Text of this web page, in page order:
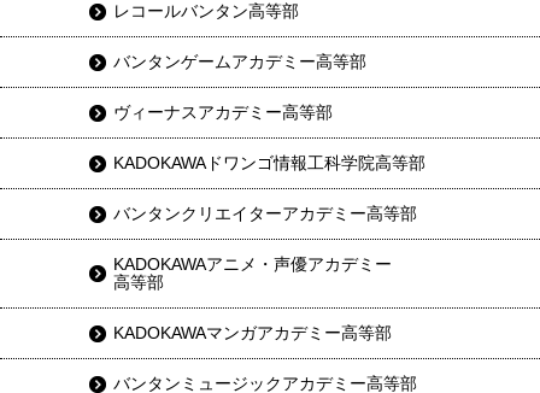
レコールバンタン高等部
バンタンゲームアカデミー高等部
ヴィーナスアカデミー高等部
KADOKAWAドワンゴ情報工科学院高等部
バンタンクリエイターアカデミー高等部
KADOKAWAアニメ・声優アカデミー
高等部
KADOKAWAマンガアカデミー高等部
バンタンミュージックアカデミー高等部